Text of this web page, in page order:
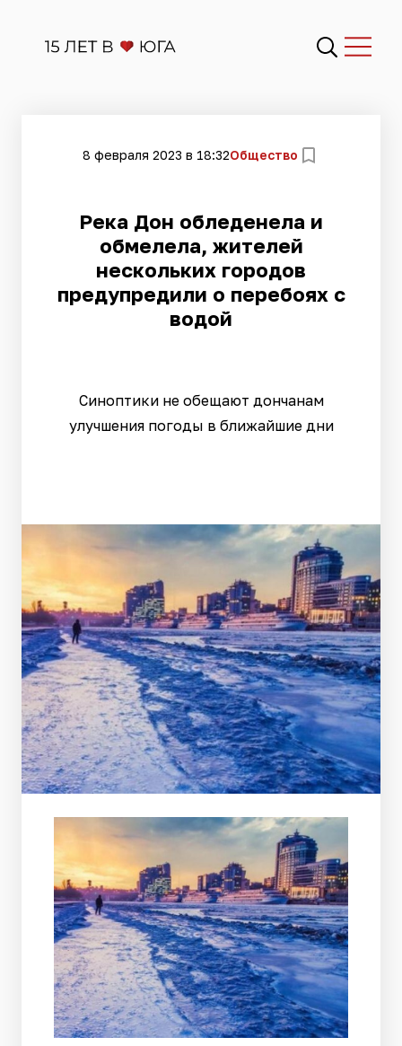
8 февраля 2023 в 18:32Общество
Река Дон обледенела и
обмелела, жителей
нескольких городов
предупредили о перебоях с
водой
Синоптики не обещают дончанам
улучшения погоды в ближайшие дни